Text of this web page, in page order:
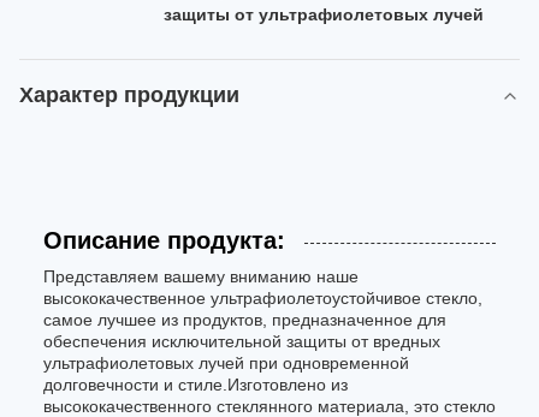
защиты от ультрафиолетовых лучей
Характер продукции
Описание продукта:
Представляем вашему вниманию наше
высококачественное ультрафиолетоустойчивое стекло,
самое лучшее из продуктов, предназначенное для
обеспечения исключительной защиты от вредных
ультрафиолетовых лучей при одновременной
долговечности и стиле.Изготовлено из
высококачественного стеклянного материала, это стекло